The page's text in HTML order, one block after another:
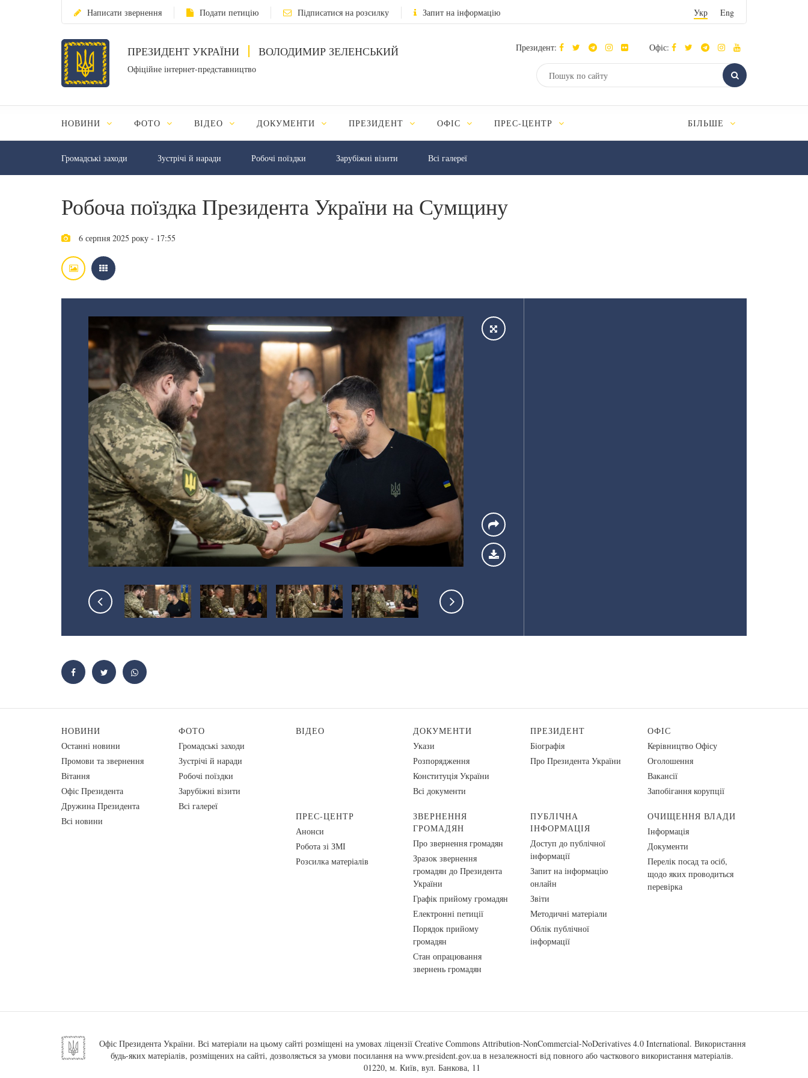
Написати звернення Подати петицію Підписатися на розсилку Запит на інформацію Укр Eng
ПРЕЗИДЕНТ УКРАЇНИ ВОЛОДИМИР ЗЕЛЕНСЬКИЙ
Офіційне інтернет-представництво
Президент: Офіс:
НОВИНИ ФОТО ВІДЕО ДОКУМЕНТИ ПРЕЗИДЕНТ ОФІС ПРЕС-ЦЕНТР БІЛЬШЕ
Громадські заходи Зустрічі й наради Робочі поїздки Зарубіжні візити Всі галереї
Робоча поїздка Президента України на Сумщину
6 серпня 2025 року - 17:55
НОВИНИ
Останні новини
Промови та звернення
Вiтання
Офіс Президента
Дружина Президента
Всі новини
ФОТО
Громадські заходи
Зустрічі й наради
Робочі поїздки
Зарубіжні візити
Всі галереї
ВІДЕО
ДОКУМЕНТИ
Укази
Розпорядження
Конституція України
Всі документи
ПРЕЗИДЕНТ
Біографія
Про Президента України
ОФІС
Керівництво Офісу
Оголошення
Вакансії
Запобігання корупції
ПРЕС-ЦЕНТР
Анонси
Робота зі ЗМІ
Розсилка матеріалів
ЗВЕРНЕННЯ
ГРОМАДЯН
Про звернення громадян
Зразок звернення
громадян до Президента
України
Графік прийому громадян
Електронні петиції
Порядок прийому
громадян
Стан опрацювання
звернень громадян
ПУБЛІЧНА
ІНФОРМАЦІЯ
Доступ до публічної
інформації
Запит на інформацію
онлайн
Звіти
Методичні матеріали
Облік публічної
інформації
ОЧИЩЕННЯ ВЛАДИ
Інформація
Документи
Перелік посад та осіб,
щодо яких проводиться
перевірка
Офіс Президента України. Всі матеріали на цьому сайті розміщені на умовах ліцензії Creative Commons Attribution-NonCommercial-NoDerivatives 4.0 International. Використання
будь-яких матеріалів, розміщених на сайті, дозволяється за умови посилання на www.president.gov.ua в незалежності від повного або часткового використання матеріалів.
01220, м. Київ, вул. Банкова, 11